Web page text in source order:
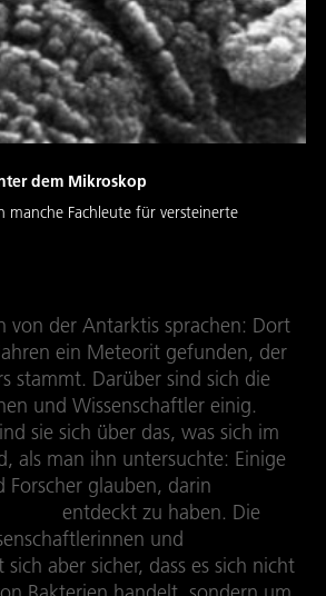
dem Mikroskop
manche Fachleute für versteinerte
von der Antarktis sprachen: Dort
ein Meteorit gefunden, der
stammt. Darüber sind sich die
und Wissenschaftler einig.
sie sich über das, was sich im
als man ihn untersuchte: Einige
Forscher glauben, darin
entdeckt zu haben. Die
und
aber sicher, dass es sich nicht